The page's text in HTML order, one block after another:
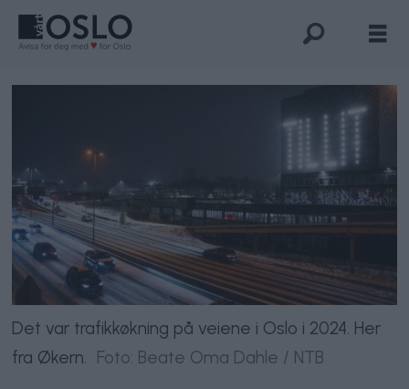
Det var tra­fikk­øk­ning på vei­ene i Oslo i 2024. Her
fra Økern. Foto: Beate Oma Dahle / NTB